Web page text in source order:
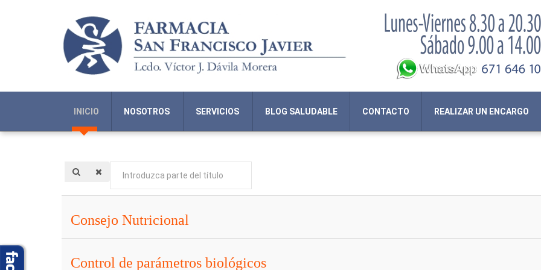
INICIO NOSOTROS SERVICIOS BLOG SALUDABLE CONTACTO REALIZAR UN ENCARGO
del
Consejo Nutricional
Control de parámetros biológicos